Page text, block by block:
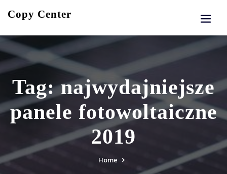
Copy Center
Tag:najwydajniejsze
panele fotowoltaiczne
2019
Home